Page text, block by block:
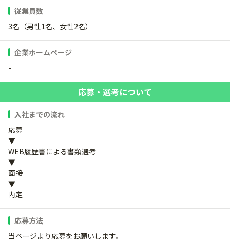
従業員数
3名（男性1名、女性2名）
企業ホームページ
-
応募・選考について
入社までの流れ
応募
▼
WEB履歴書による書類選考
▼
面接
▼
内定
応募方法
当ページより応募をお願いします。